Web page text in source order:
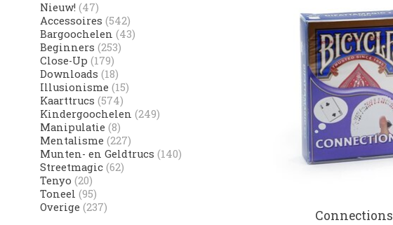
Nieuw! (47)
Accessoires (542)
Bargoochelen (43)
Beginners (253)
Close-Up (179)
Downloads (18)
Illusionisme (15)
Kaarttrucs (574)
Kindergoochelen (249)
Manipulatie (8)
Mentalisme (227)
Munten- en Geldtrucs (140)
Streetmagic (62)
Tenyo (20)
Toneel (95)
Overige (237)
Connections